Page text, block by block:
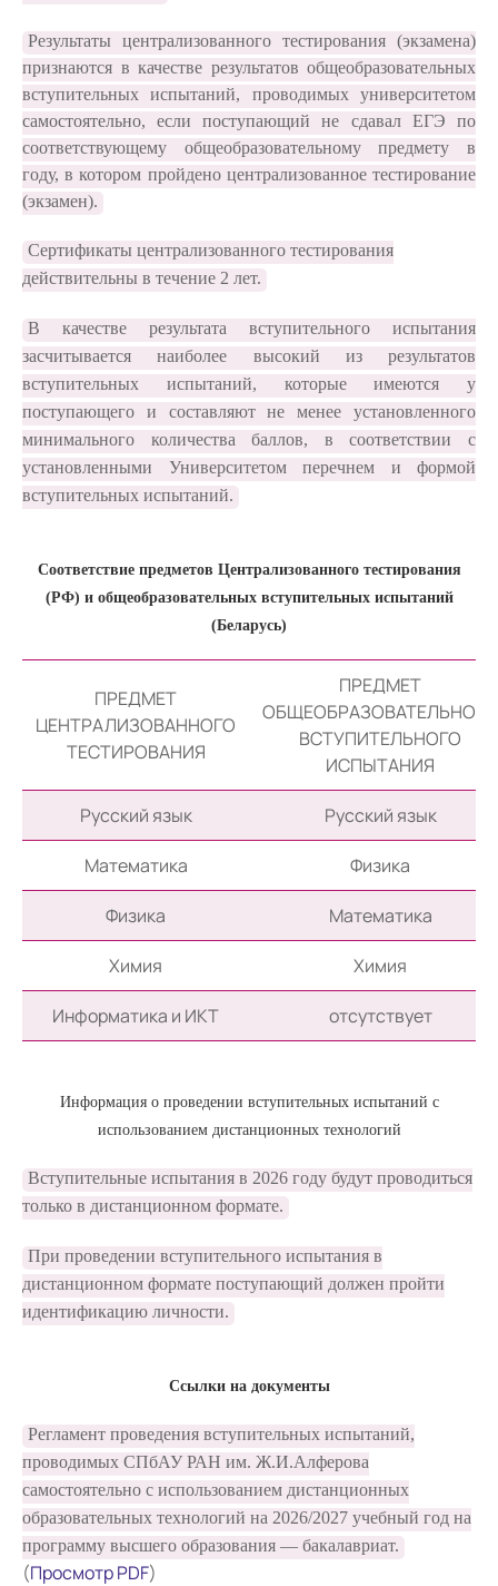
Результаты централизованного тестирования (экзамена)
признаются в качестве результатов общеобразовательных
вступительных испытаний, проводимых университетом
самостоятельно, если поступающий не сдавал ЕГЭ по
соответствующему общеобразовательному предмету в
году, в котором пройдено централизованное тестирование
(экзамен).
Сертификаты централизованного тестирования
действительны в течение 2 лет.
В качестве результата вступительного испытания
засчитывается наиболее высокий из результатов
вступительных испытаний, которые имеются у
поступающего и составляют не менее установленного
минимального количества баллов, в соответствии с
установленными Университетом перечнем и формой
вступительных испытаний.
Соответствие предметов Централизованного тестирования
(РФ) и общеобразовательных вступительных испытаний
(Беларусь)
ПРЕДМЕТ
ЦЕНТРАЛИЗОВАННОГО
ТЕСТИРОВАНИЯ
ПРЕДМЕТ
ОБЩЕОБРАЗОВАТЕЛЬНОГО
ВСТУПИТЕЛЬНОГО
ИСПЫТАНИЯ
Русский язык Русский язык
Математика Физика
Физика Математика
Химия Химия
Информатика и ИКТ отсутствует
Информация о проведении вступительных испытаний с
использованием дистанционных технологий
Вступительные испытания в 2026 году будут проводиться
только в дистанционном формате.
При проведении вступительного испытания в
дистанционном формате поступающий должен пройти
идентификацию личности.
Ссылки на документы
Регламент проведения вступительных испытаний,
проводимых СПбАУ РАН им. Ж.И.Алферова
самостоятельно с использованием дистанционных
образовательных технологий на 2026/2027 учебный год на
программу высшего образования — бакалавриат.
(Просмотр PDF)